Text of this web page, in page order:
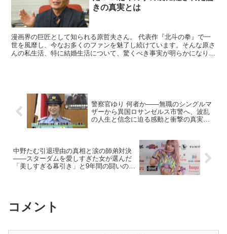
きの真実とは
漫画界の巨匠として知られる原哲夫さん。 代表作『北斗の拳』で一
世を風靡し、今なお多くのファンを魅了し続けています。そんな原さ
んの私生活、特に結婚生活について、驚くべき事実が明らかになりま
警察官ゆり 何者か――無職のシングルマ
ザーから異国ロサンゼルス市警へ、波乱
の人生と信念に迫る感動と衝撃の真実ス
中野たむ引退理由の真相と涙の師弟対決
――スターダムを愛しすぎた女が選んだ
「美しすぎる幕引き」と9年間の闘いのす
コメント